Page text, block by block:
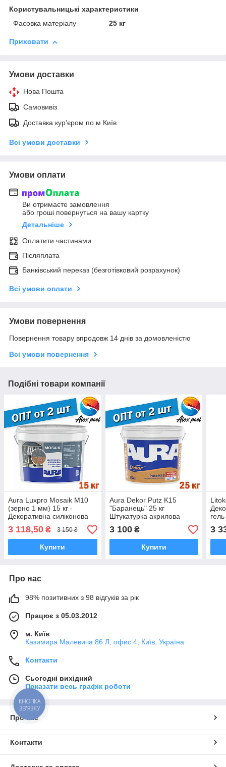
Користувальницькі характеристики
Фасовка матеріалу
25 кг
Приховати
Умови доставки
Нова Пошта
Самовивіз
Доставка кур'єром по м Київ
Всі умови доставки
Умови оплати
Ви отримаєте замовлення
або гроші повернуться на вашу картку
Детальніше
Оплатити частинами
Післяплата
Банківський переказ (безготівковий розрахунок)
Всі умови оплати
Умови повернення
Повернення товару впродовж 14 днів за домовленістю
Всі умови повернення
Подібні товари компанії
Aura Luxpro Mosaik M10
(зерно 1 мм) 15 кг -
Декоративна силіконова
штукатурка мозаїка
3 118,50 ₴ 3 150 ₴
Купити
Aura Dekor Putz K15
"Баранець" 25 кг
Штукатурка акрилова
структурна, модифікована
силіконом, Зерно1,5 мм
3 100₴
Купити
-
3
Про нас
98% позитивних з 98 відгуків за рік
Працює з 05.03.2012
м. Київ
Казимира Малевича 86 Л, офис 4, Київ, Україна
Контакти
Сьогодні вихідний
Показати весь графік роботи
Про нас
Контакти
КНОПКА
ЗВ'ЯЗКУ